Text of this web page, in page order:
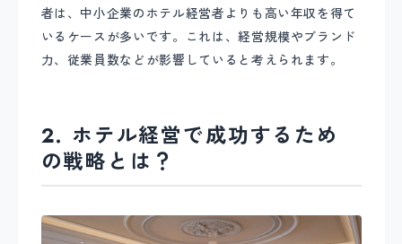
者は、中小企業のホテル経営者よりも高い年収を得て
いるケースが多いです。これは、経営規模やブランド
力、従業員数などが影響していると考えられます。
2. ホテル経営で成功するため
の戦略とは？